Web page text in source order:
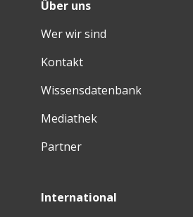
Über uns
Wer wir sind
Kontakt
Wissensdatenbank
Mediathek
Partner
International